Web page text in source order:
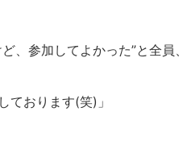
、参加してよかった”と全員
ております(笑)」